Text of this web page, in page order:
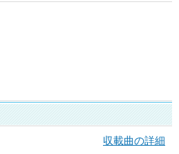
収載曲の詳細